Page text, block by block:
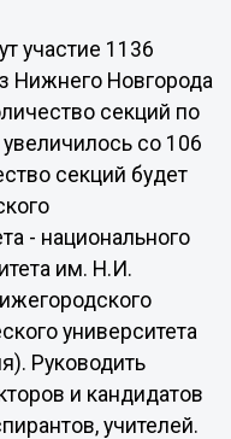
участие 1136
Нижнего Новгорода
секций по
со 106
секций будет
- национального
им. Н.И.
университета
Руководить
и кандидатов
учителей.